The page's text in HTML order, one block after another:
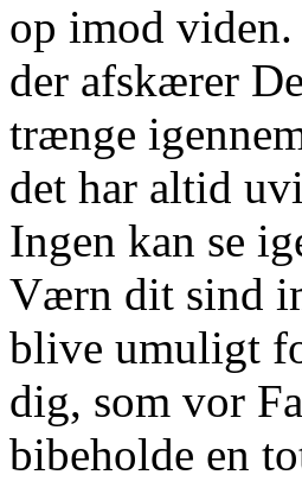
op imod
der afskærer
trænge
det har altid
Ingen kan se
Værn dit sind
blive umuligt
dig, som vor
bibeholde en